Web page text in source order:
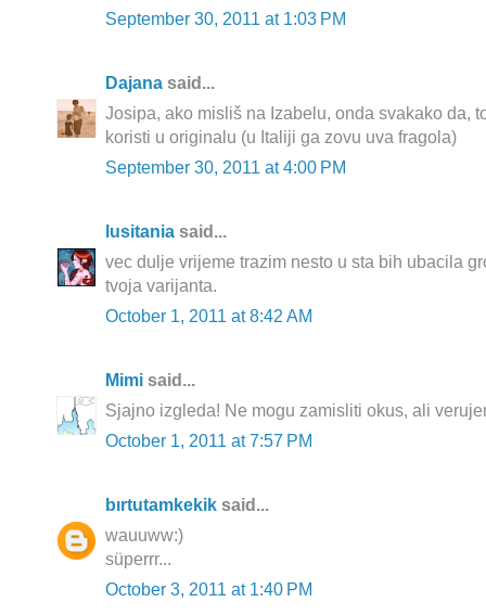
September 30, 2011 at 1:03 PM
Dajana said...
Josipa, ako misliš na Izabelu, onda svakako da,
koristi u originalu (u Italiji ga zovu uva fragola)
September 30, 2011 at 4:00 PM
lusitania said...
vec dulje vrijeme trazim nesto u sta bih ubacila
tvoja varijanta.
October 1, 2011 at 8:42 AM
Mimi said...
Sjajno izgleda! Ne mogu zamisliti okus, ali
October 1, 2011 at 7:57 PM
bırtutamkekik said...
wauuww:)
süperrr...
October 3, 2011 at 1:40 PM